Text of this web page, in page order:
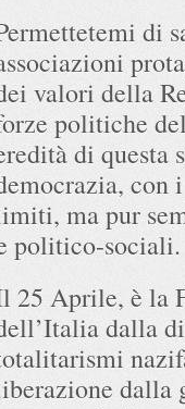
di
valori della
politiche
di questa
ma pur
politico-sociali.
25 Aprile, è la
dalla
dalla